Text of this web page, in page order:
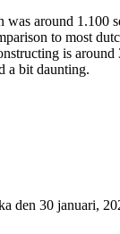
was around 1.100
to most
is around
a bit daunting.
den 30 januari,